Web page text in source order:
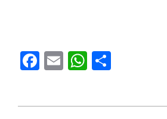
Facebook
EmailWhatsApp